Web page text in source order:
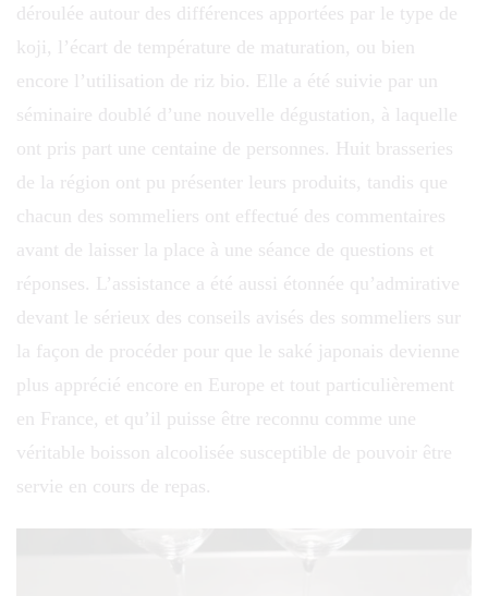
déroulée autour des différences apportées par le type de
koji, l’écart de température de maturation, ou bien
encore l’utilisation de riz bio. Elle a été suivie par un
séminaire doublé d’une nouvelle dégustation, à laquelle
ont pris part une centaine de personnes. Huit brasseries
de la région ont pu présenter leurs produits, tandis que
chacun des sommeliers ont effectué des commentaires
avant de laisser la place à une séance de questions et
réponses. L’assistance a été aussi étonnée qu’admirative
devant le sérieux des conseils avisés des sommeliers sur
la façon de procéder pour que le saké japonais devienne
plus apprécié encore en Europe et tout particulièrement
en France, et qu’il puisse être reconnu comme une
véritable boisson alcoolisée susceptible de pouvoir être
servie en cours de repas.